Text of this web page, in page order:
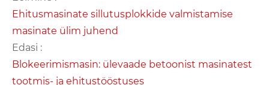
Ehitusmasinate sillutusplokkide valmistamise
masinate ülim juhend
Edasi :
Blokeerimismasin: ülevaade betoonist masinatest
tootmis- ja ehitustööstuses